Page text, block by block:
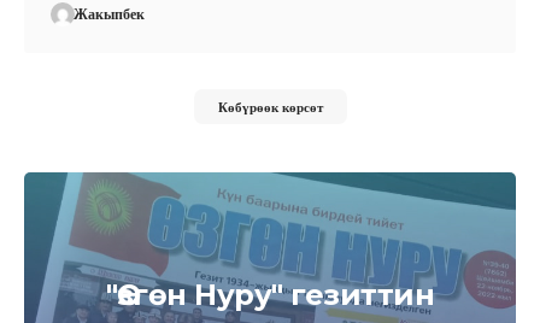
Жакыпбек
Көбүрөөк көрсөт
"Өзгөн Нуру" гезиттин